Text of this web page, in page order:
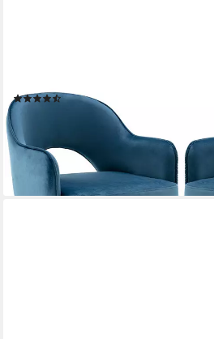
(13)
231,99 €
-28%
lieferbar - in 3-4 Werktagen bei dir